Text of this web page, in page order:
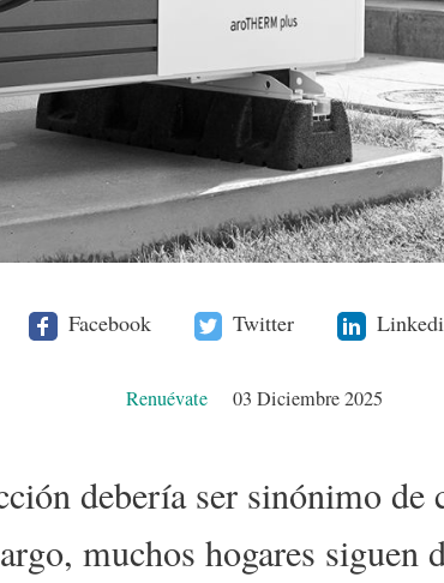
Facebook Twitter
Renuévate 03 Diciembre 2025
debería ser sinónimo
muchos hogares siguen